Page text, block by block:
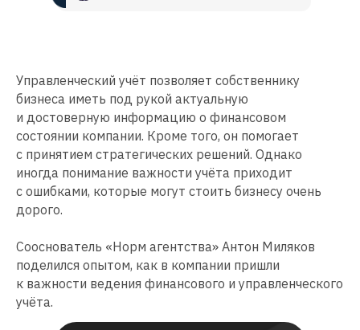
Управленческий учёт позволяет собственнику
бизнеса иметь под рукой актуальную
и достоверную информацию о финансовом
состоянии компании. Кроме того, он помогает
с принятием стратегических решений. Однако
иногда понимание важности учёта приходит
с ошибками, которые могут стоить бизнесу очень
дорого.
Сооснователь «Норм агентства» Антон Миляков
поделился опытом, как в компании пришли
к важности ведения финансового и управленческого
учёта.